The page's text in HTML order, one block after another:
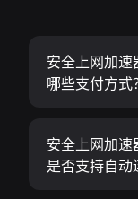
安全上网加
哪些支付方式
安全上网加
是否支持自动